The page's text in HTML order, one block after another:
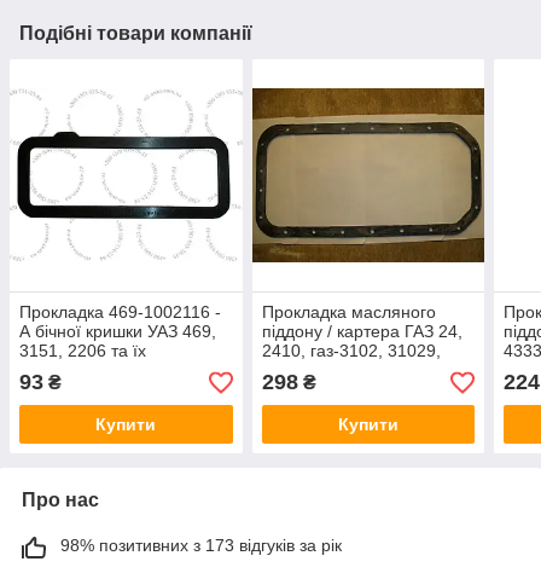
Подібні товари компанії
Прокладка 469-1002116 -
А бічної кришки УАЗ 469,
3151, 2206 та їх
модифікацій
93 ₴
Купити
Прокладка масляного
піддону / картера ГАЗ 24,
2410, газ-3102, 31029,
Газель ДВС 402 (пр-во
ЯРТИ)
298₴
Купити
224
Про нас
98% позитивних з 173 відгуків за рік